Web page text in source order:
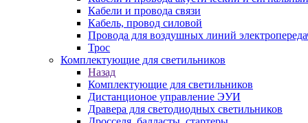
Кабели и провода связи
Кабель, провод силовой
Провода для воздушных линий
Трос
Комплектующие для светильников
Назад
Комплектующие для светильников
Дистанционое управление ЭУИ
Дравера для светодиодных светильников